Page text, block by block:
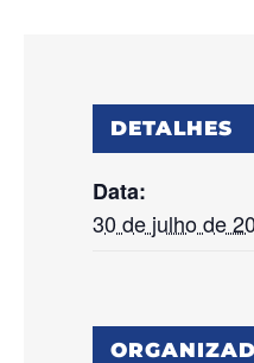
DETALHES
Data:
30 de julho de